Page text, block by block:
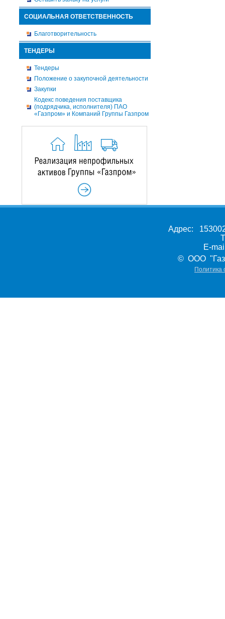
СОЦИАЛЬНАЯ ОТВЕТСТВЕННОСТЬ
Благотворительность
ТЕНДЕРЫ
Тендеры
Положение о закупочной деятельности
Закупки
Кодекс поведения поставщика
(подрядчика, исполнителя) ПАО
«Газпром» и Компаний Группы Газпром
Адрес:
E-
© ООО
Политика